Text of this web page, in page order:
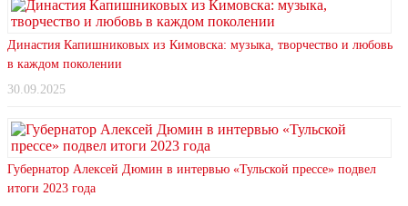
Династия Капишниковых из Кимовска: музыка, творчество и любовь
в каждом поколении
30.09.2025
Губернатор Алексей Дюмин в интервью «Тульской прессе» подвел
итоги 2023 года